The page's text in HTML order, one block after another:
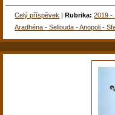
Celý příspěvek |Rubrika: 2019 -
Aradhéna - Sellouda - Anopoli -